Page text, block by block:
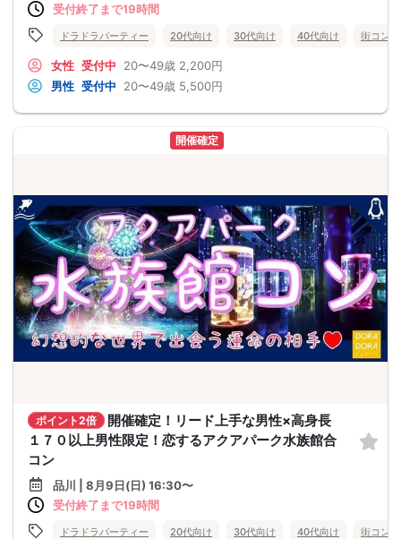
受付終了まで19時間
ドラドラパーティー 20代向け 30代向け 40代向け 街コン
女性 受付中 20〜49歳 2,200円
男性 受付中 20〜49歳 5,500円
開催確定
ポイント2倍
開催確定！リード上手な男性×高身長
１７０以上男性限定！恋するアクアパーク水族館合
コン
品川 | 8月9日(日) 16:30〜
受付終了まで19時間
ドラドラパーティー 20代向け 30代向け 40代向け 街コン